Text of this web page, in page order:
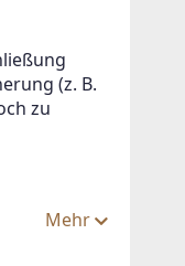
(z. B.
zu
Mehr